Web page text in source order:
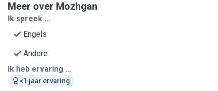
Meer over Mozhgan
Ik spreek ...
Engels
Andere
Ik heb ervaring ...
<1 jaar ervaring